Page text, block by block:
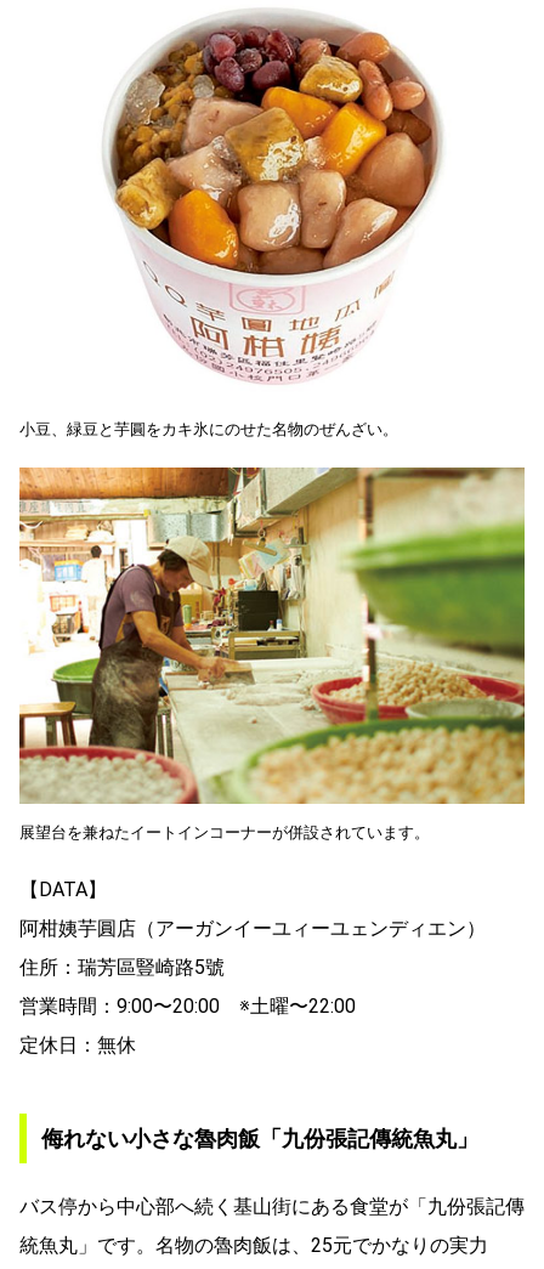
小豆、緑豆と芋圓をカキ氷にのせた名物のぜんざい。
展望台を兼ねたイートインコーナーが併設されています。
【DATA】
阿柑姨芋圓店（アーガンイーユィーユェンディエン）
住所：瑞芳區豎崎路5號
営業時間：9:00〜20:00 ※土曜〜22:00
定休日：無休
侮れない小さな魯肉飯「九份張記傳統魚丸」
バス停から中心部へ続く基山街にある食堂が「九份張記傳
統魚丸」です。名物の魯肉飯は、25元でかなりの実力